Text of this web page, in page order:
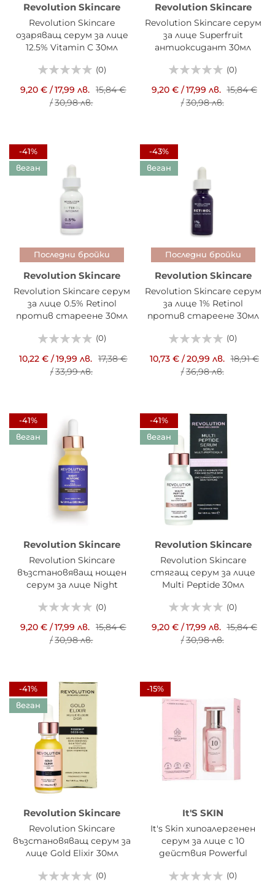
Revolution Skincare
Revolution Skincare
озаряващ серум за лице
12.5% Vitamin C 30мл
(0)
9,20 € /17,99 лв. 15,84 €
/30,98 лв.
Revolution Skincare
Revolution Skincare серум
за лице Superfruit
антиоксидант 30мл
(0)
9,20 €/17,99 лв. 15,84 €
/30,98 лв.
-41%
веган
Последни бройки
Revolution Skincare
Revolution Skincare серум
за лице 0.5% Retinol
против стареене 30мл
(0)
10,22 € /19,99 лв. 17,38 €
/33,99 лв.
-43%
веган
Последни бройки
Revolution Skincare
Revolution Skincare серум
за лице 1% Retinol
против стареене 30мл
(0)
10,73 €/20,99 лв. 18,91 €
/36,98 лв.
-41%
веган
Revolution Skincare
Revolution Skincare
възстановяващ нощен
серум за лице Night
(0)
9,20 € /17,99 лв. 15,84 €
/30,98 лв.
-41%
веган
Revolution Skincare
Revolution Skincare
стягащ серум за лице
Multi Peptide 30мл
(0)
9,20 €/17,99 лв. 15,84 €
/30,98 лв.
-41%
веган
Revolution Skincare
Revolution Skincare
възстановяващ серум за
лице Gold Elixir 30мл
(0)
-15%
It'S SKIN
It's Skin хипоалергенен
серум за лице с 10
действия Powerful
(0)